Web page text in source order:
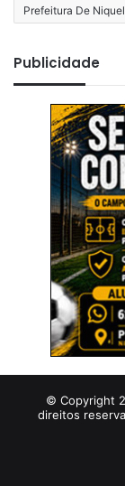
Prefeitura De
Publicidade
© Copyright
direitos